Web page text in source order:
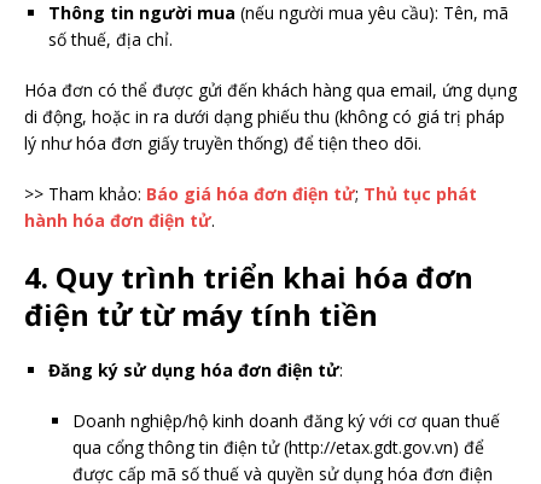
Thông tin người mua (nếu người mua yêu cầu): Tên, mã
số thuế, địa chỉ.
Hóa đơn có thể được gửi đến khách hàng qua email, ứng dụng
di động, hoặc in ra dưới dạng phiếu thu (không có giá trị pháp
lý như hóa đơn giấy truyền thống) để tiện theo dõi.
>> Tham khảo: Báo giá hóa đơn điện tử; Thủ tục phát
hành hóa đơn điện tử.
4. Quy trình triển khai hóa đơn
điện tử từ máy tính tiền
Đăng ký sử dụng hóa đơn điện tử:
Doanh nghiệp/hộ kinh doanh đăng ký với cơ quan thuế
qua cổng thông tin điện tử (http://etax.gdt.gov.vn) để
được cấp mã số thuế và quyền sử dụng hóa đơn điện